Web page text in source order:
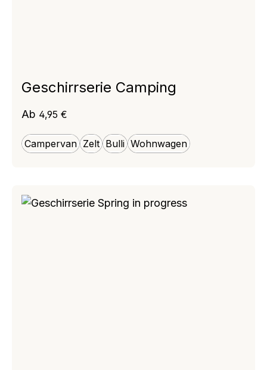
Geschirrserie Camping
Campervan Zelt Bulli Wohnwagen
Regulärer Preis:
Ab 4,95 €